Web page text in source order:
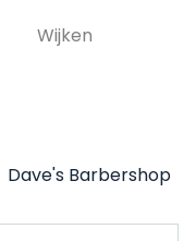
Wijken
Dave's Barbershop